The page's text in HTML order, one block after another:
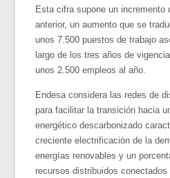
Esta cifra supone un incremento
anterior, un aumento que se
unos 7.500 puestos de trabajo
largo de los tres años de
unos 2.500 empleos al año.
Endesa considera las redes de
para facilitar la transición hacia
energético descarbonizado
creciente electrificación de la
energías renovables y un
recursos distribuidos